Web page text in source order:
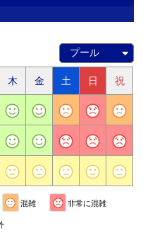
木 金 土 日 祝
混雑 非常に混雑